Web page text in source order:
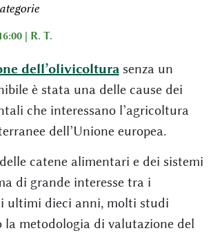
| R. T.
dell’olivicoltura senza un
è stata una delle cause dei
che interessano l’agricoltura
dell’Unione europea.
catene alimentari e dei sistemi
di grande interesse tra i
ultimi dieci anni, molti studi
metodologia di valutazione del